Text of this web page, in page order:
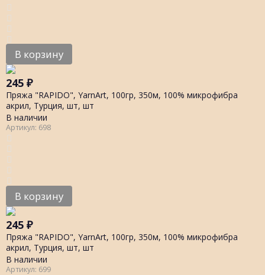
В корзину
245 ₽
Пряжа "RAPIDO", YarnArt, 100гр, 350м, 100% микрофибра
акрил, Турция, шт, шт
В наличии
Артикул: 698
В корзину
245 ₽
Пряжа "RAPIDO", YarnArt, 100гр, 350м, 100% микрофибра
акрил, Турция, шт, шт
В наличии
Артикул: 699